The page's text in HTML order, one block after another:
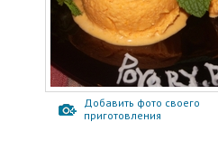
Добавить фото своего
приготовления